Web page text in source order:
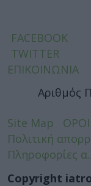
FACEBOOK
TWITTER
ΕΠΙΚΟΙΝΩΝΙΑ
Αριθμός
Site Map
Πολιτική
Πληροφορίες
Copyright